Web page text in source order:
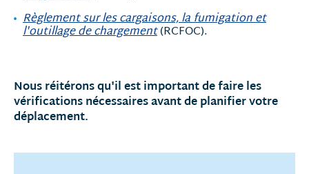
Règlement sur les cargaisons, la fumigation et
l'outillage de chargement(RCFOC).
Nous réitérons qu'il est important de faire les
vérifications nécessaires avant de planifier votre
déplacement.